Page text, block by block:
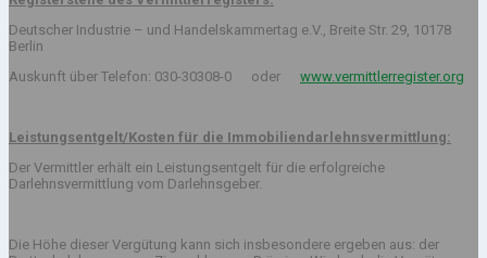
Deutscher Industrie – und Handelskammertag e.V., Breite Str. 29, 10178
Berlin
Auskunft über Telefon: 030-30308-0 oder www.vermittlerregister.org
Leistungsentgelt/Kosten für die Immobiliendarlehnsvermittlung:
Der Vermittler erhält ein Leistungsentgelt für die erfolgreiche
Darlehnsvermittlung vom Darlehnsgeber.
Die Höhe dieser Vergütung kann sich insbesondere ergeben aus: der